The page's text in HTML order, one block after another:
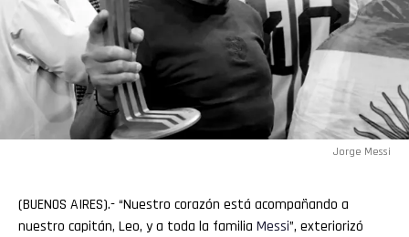
Jorge Messi
(BUENOS AIRES).- “Nuestro corazón está acompañando a
nuestro capitán, Leo, y a toda la familia Messi”, exteriorizó